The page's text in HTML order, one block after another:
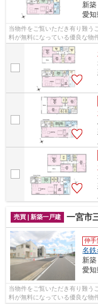
新
愛知
当物件をご覧いただき有り難う
料が無料になっている優良な物
せて頂きますのでお気軽にお問
売買 | 新築一戸建 一宮市三条字
仲手
名鉄
新
愛知
当物件をご覧いただき有り難う
料が無料になっている優良な物